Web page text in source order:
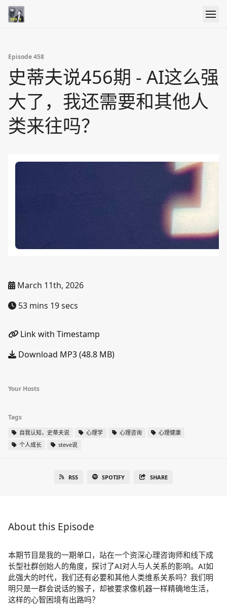
Episode 458
史蒂夫说456期 - AI这么强
大了，我还需要和其他人
类来往吗？
March 11th, 2026
53 mins 19 secs
Link with Timestamp
Download MP3 (48.8 MB)
Your Hosts
Tags
自我认知，史蒂夫说 心理学 心理咨询
心理健康
个人成长
steve说
RSS SPOTIFY SHARE
About this Episode
本期节目是我的一期单口，站在一个资深心理咨询师和线下成
长型社群创始人的角度，探讨了AI对人与人关系的影响。AI如
此强大的时代，我们还有必要和其他人类维系关系吗？我们明
明只是一群会说话的猴子，却被要求像机器一样精确地生活，
这样的心智困境有出路吗？